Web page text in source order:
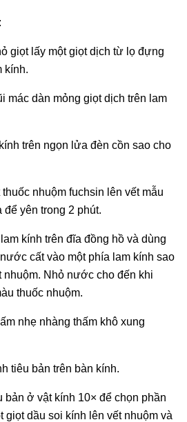
giọt lấy một giọt dịch từ lọ đựng
kính.
mác dàn mỏng giọt dịch trên lam
trên ngọn lửa đèn cồn sao cho
nhuộm fuchsin lên vết mẫu
để yên trong 2 phút.
kính trên đĩa đồng hồ và dùng
cất vào một phía lam kính sao
Nhỏ nước cho đến khi
thuốc nhuộm.
nhẹ nhàng thấm khô xung
tiêu bản trên bàn kính.
bản ở vật kính 10× để chọn phần
giọt dầu soi kính lên vết nhuộm và